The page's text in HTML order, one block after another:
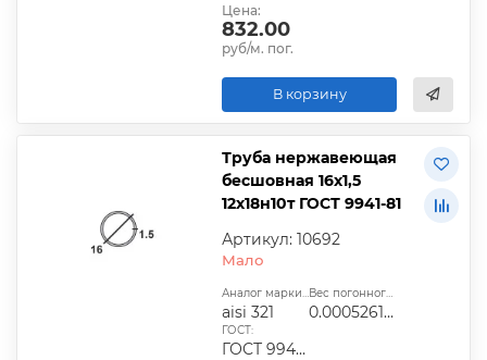
Цена:
832.00
руб/м. пог.
В корзину
Труба нержавеющая
бесшовная 16х1,5
12х18н10т ГОСТ 9941-81
Артикул: 10692
Мало
Аналог марки стали:
aisi 321
Вес погонного метра, т.:
0.0005261325
ГОСТ:
ГОСТ 9940-81, ГОСТ 9941-81, ГОСТ 24030-80, ГОСТ 10498-82